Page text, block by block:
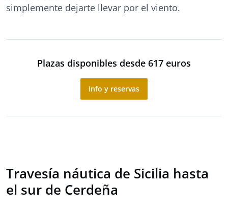
simplemente dejarte llevar por el viento.
Plazas disponibles desde 617 euros
Info y reservas
Travesía náutica de Sicilia hasta
el sur de Cerdeña